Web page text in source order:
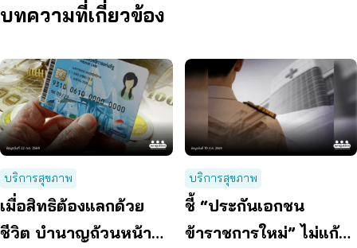
บทความที่เกี่ยวข้อง
บริการสุขภาพ
เมื่อสิทธิต้องแลกด้วย
ชีวิต บำนาญถ้วนหน้า
บริการสุขภาพ
ชี้ “ประกันเอกชน
ข้าราชการใหม่” ไม่แก้